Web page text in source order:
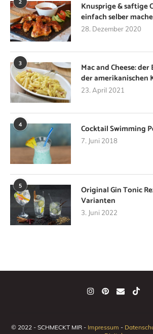
Knusprige & saftige
einfach selber
28. Dezember 2020
3
Mac and Cheese:
der amerikanischen
23. April 2021
4 Cocktail Swimming
7. Juni 2018
5
Original Gin Tonic
Varianten
3. Juni 2022
© 2022 - SCHMECKT MIR - Impressum -